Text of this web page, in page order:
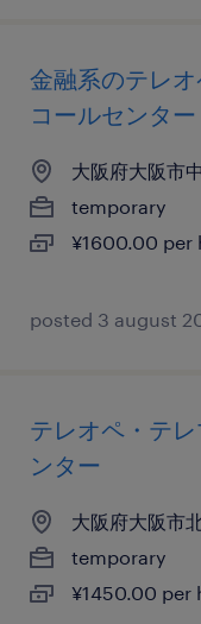
金融系のテレ
コールセンター
大阪府大阪市
temporary
¥1600.00 per
posted 3 august
テレオペ・テ
ンター
大阪府大阪市
temporary
¥1450.00 per